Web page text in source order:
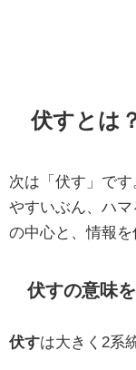
伏すとは
次は「伏す」で
やすいぶん、ハ
の中心と、情報を
伏すの意味
伏すは大きく2系